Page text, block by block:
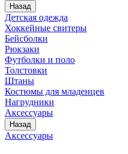
Назад
Детская одежда
Хоккейные свитеры
Бейсболки
Рюкзаки
Футболки и поло
Толстовки
Штаны
Костюмы для младенцев
Нагрудники
Аксессуары
Назад
Аксессуары